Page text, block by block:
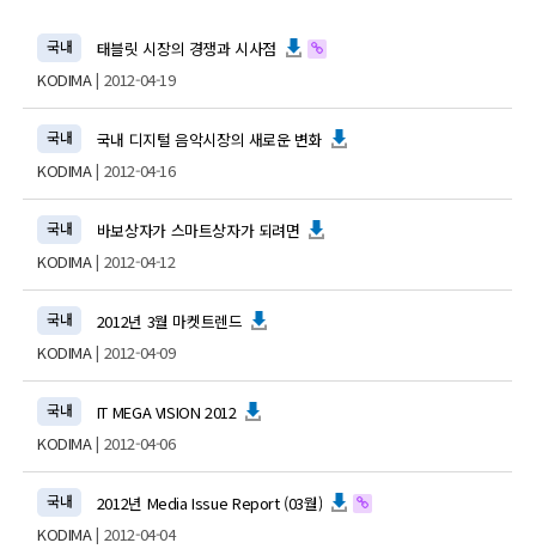
국내
태블릿 시장의 경쟁과 시사점
KODIMA| 2012-04-19
국내
국내 디지털 음악시장의 새로운 변화
KODIMA| 2012-04-16
국내
바보상자가 스마트상자가 되려면
KODIMA| 2012-04-12
국내
2012년 3월 마켓트렌드
KODIMA| 2012-04-09
국내
IT MEGA VISION 2012
KODIMA| 2012-04-06
국내
2012년 Media Issue Report (03월)
KODIMA| 2012-04-04